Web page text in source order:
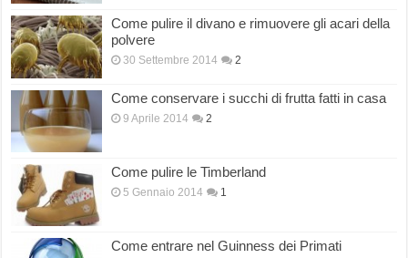
Come pulire il divano e rimuovere gli acari della
polvere
30 Settembre 2014 2
Come conservare i succhi di frutta fatti in casa
9 Aprile 2014 2
Come pulire le Timberland
5 Gennaio 2014 1
Come entrare nel Guinness dei Primati